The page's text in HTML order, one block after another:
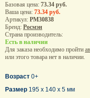
Базовая цена: 73.34 руб.
Ваша цена: 73.34 руб.
Артикул: РМ30838
Бренд: Росмэн
Страна производитель:
Есть в наличии
Для заказа необходимо пройти
или этого товара нет в наличии.
Возраст 0+
Размер 195 х 140 x 5 мм